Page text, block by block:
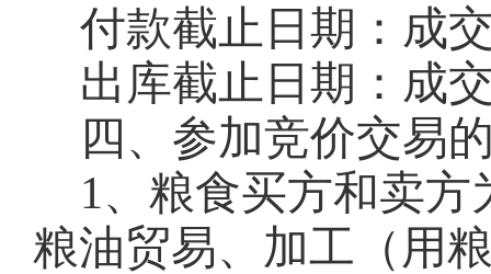
付款截止日期：成
出库截止日期：成
四、参加竞价交易
1、粮食买方和卖
粮油贸易、加工（用